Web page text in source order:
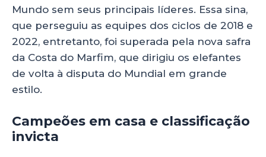
Mundo sem seus principais líderes. Essa sina,
que perseguiu as equipes dos ciclos de 2018 e
2022, entretanto, foi superada pela nova safra
da Costa do Marfim, que dirigiu os elefantes
de volta à disputa do Mundial em grande
estilo.
Campeões em casa e classificação
invicta